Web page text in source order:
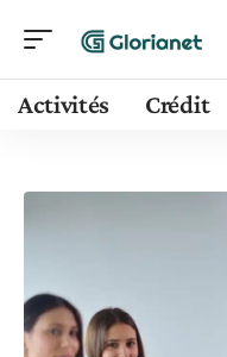
Activités Crédit